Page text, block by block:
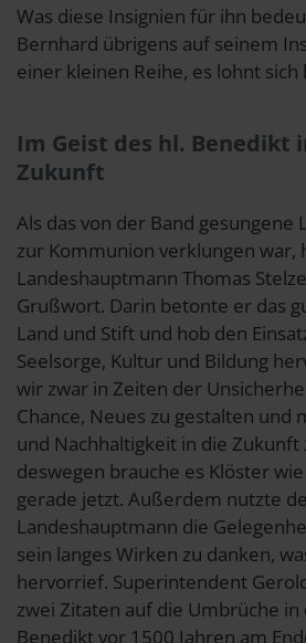
Was diese Insignien für ihn
Bernhard übrigens auf seinem
einer kleinen Reihe, es lohnt sich
Im Geist des hl. Benedikt
Zukunft
Als das von der Band gesungene
zur Kommunion verklungen war,
Landeshauptmann Thomas
Grußwort. Darin betonte er das
Land und Stift und hob den
Seelsorge, Kultur und Bildung
wir zwar in Zeiten der
Chance, Neues zu gestalten und
und Nachhaltigkeit in die Zukunft
deswegen brauche es Klöster
gerade jetzt. Außerdem nutzte
Landeshauptmann die
sein langes Wirken zu danken,
hervorrief. Superintendent
zwei Zitaten auf die Umbrüche in
Benedikt vor 1500 Jahren am